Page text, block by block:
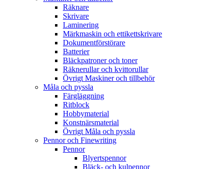
Räknare
Skrivare
Laminering
Märkmaskin och ettikettskrivare
Dokumentförstörare
Batterier
Bläckpatroner och toner
Räknerullar och kvittorullar
Övrigt Maskiner och tillbehör
Måla och pyssla
Färgläggning
Ritblock
Hobbymaterial
Konstnärsmaterial
Övrigt Måla och pyssla
Pennor och Finewriting
Pennor
Blyertspennor
Bläck- och kulpennor